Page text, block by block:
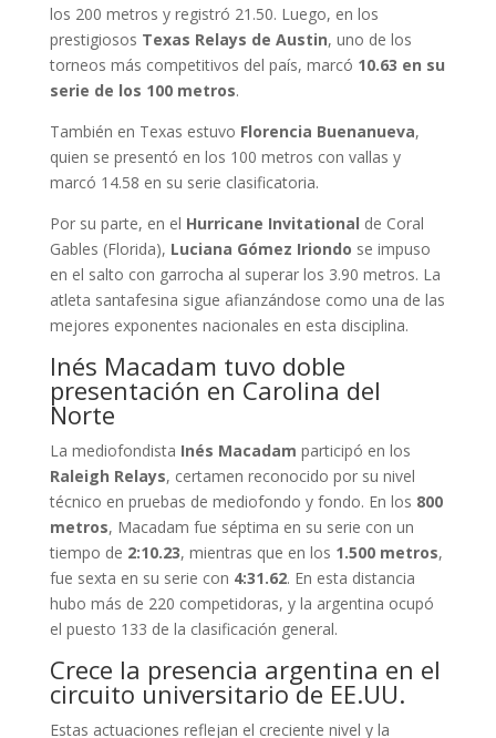
los 200 metros y registró 21.50. Luego, en los
prestigiosos Texas Relays de Austin, uno de los
torneos más competitivos del país, marcó 10.63 en su
serie de los 100 metros.
También en Texas estuvo Florencia Buenanueva,
quien se presentó en los 100 metros con vallas y
marcó 14.58 en su serie clasificatoria.
Por su parte, en el Hurricane Invitational de Coral
Gables (Florida), Luciana Gómez Iriondo se impuso
en el salto con garrocha al superar los 3.90 metros. La
atleta santafesina sigue afianzándose como una de las
mejores exponentes nacionales en esta disciplina.
Inés Macadam tuvo doble
presentación en Carolina del
Norte
La mediofondista Inés Macadam participó en los
Raleigh Relays, certamen reconocido por su nivel
técnico en pruebas de mediofondo y fondo. En los 800
metros, Macadam fue séptima en su serie con un
tiempo de 2:10.23, mientras que en los 1.500 metros,
fue sexta en su serie con 4:31.62. En esta distancia
hubo más de 220 competidoras, y la argentina ocupó
el puesto 133 de la clasificación general.
Crece la presencia argentina en el
circuito universitario de EE.UU.
Estas actuaciones reflejan el creciente nivel y la